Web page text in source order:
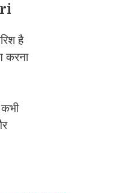
है
करना